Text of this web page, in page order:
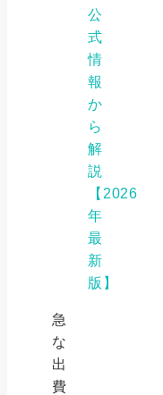
公
式
情
報
か
ら
解
説
【2026
年
最
新
版】
急
な
出
費